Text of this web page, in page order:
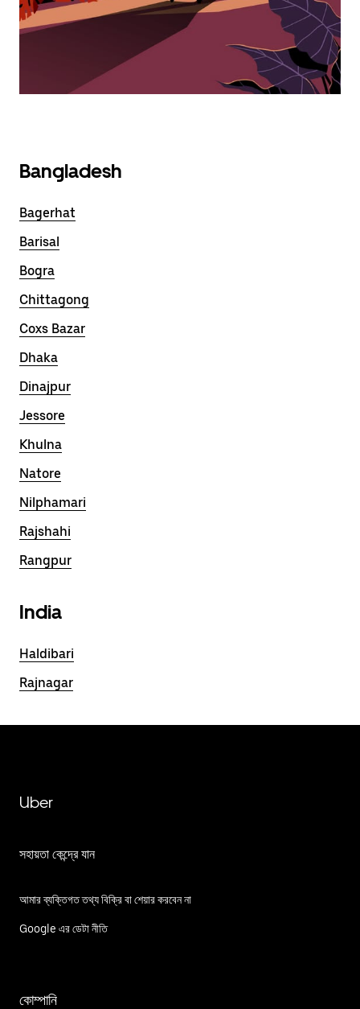
Bangladesh
Bagerhat
Barisal
Bogra
Chittagong
Coxs Bazar
Dhaka
Dinajpur
Jessore
Khulna
Natore
Nilphamari
Rajshahi
Rangpur
India
Haldibari
Rajnagar
Uber
সহায়তা কেন্দ্রে যান
আমার ব্যক্তিগত তথ্য বিক্রি বা শেয়ার করবেন না
Google এর ডেটা নীতি
কোম্পানি